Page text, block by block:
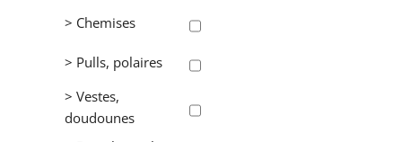
coupe-vent
>
jogging
> Chemises
> Pulls, polaires
> Vestes,
doudounes